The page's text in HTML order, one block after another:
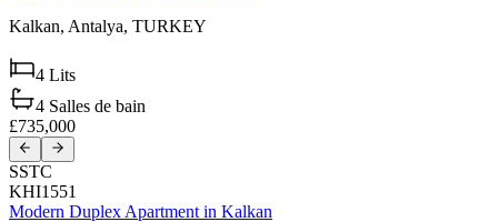
Kalkan, Antalya, TURKEY
4 Lits
4 Salles de bain
£735,000
SSTC
KHI1551
Modern Duplex Apartment in Kalkan